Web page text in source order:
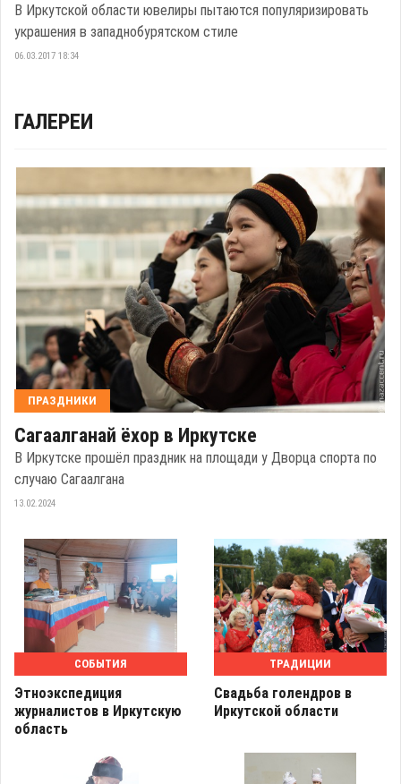
В Иркутской области ювелиры пытаются популяризировать
украшения в западнобурятском стиле
06.03.2017 18:34
ГАЛЕРЕИ
ПРАЗДНИКИ
Сагаалганай ёхор в Иркутске
В Иркутске прошёл праздник на площади у Дворца спорта по
случаю Сагаалгана
13.02.2024
СОБЫТИЯ
Этноэкспедиция
журналистов в Иркутскую
область
ТРАДИЦИИ
Свадьба голендров в
Иркутской области